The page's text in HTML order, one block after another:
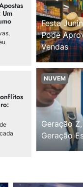
Festa
Pode
Vendas
NUVEM
Geração
Geração